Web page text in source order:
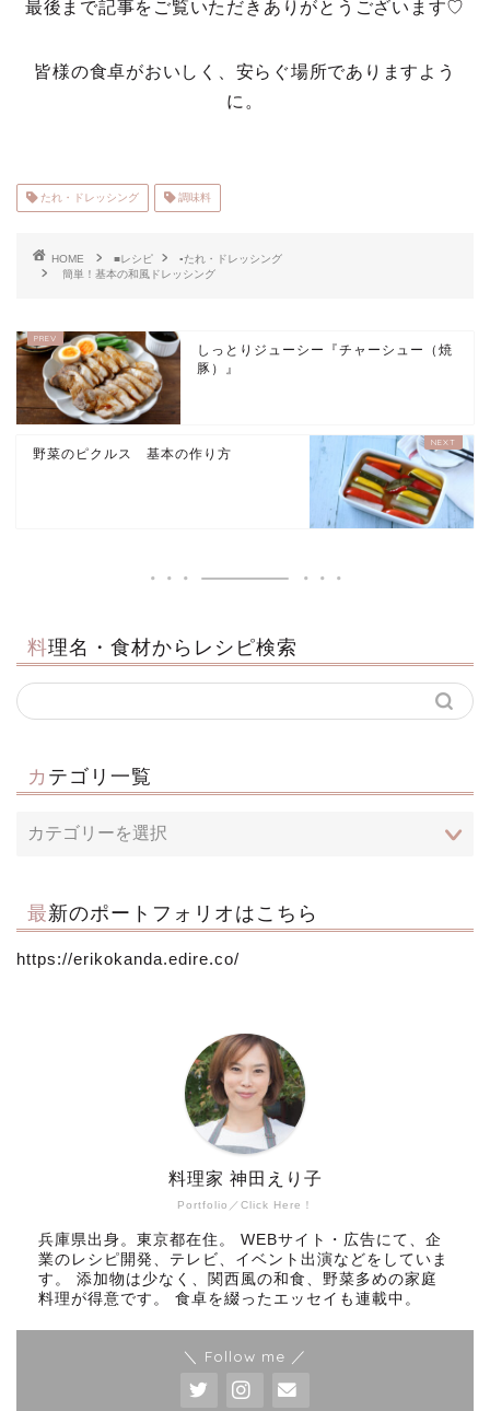
最後まで記事をご覧いただきありがとうございます♡
皆様の食卓がおいしく、安らぐ場所でありますよう
に。
たれ・ドレッシング 調味料
HOME ■レシピ
▪たれ・ドレッシング
簡単！基本の和風ドレッシング
しっとりジューシー『チャーシュー（焼
豚）』
野菜のピクルス 基本の作り方
料理名・食材からレシピ検索
カテゴリ一覧
最新のポートフォリオはこちら
https://erikokanda.edire.co/
Portfolio／Click Here！
料理家 神田えり子
兵庫県出身。東京都在住。 WEBサイト・広告にて、企
業のレシピ開発、テレビ、イベント出演などをしていま
す。 添加物は少なく、関西風の和食、野菜多めの家庭
料理が得意です。 食卓を綴ったエッセイも連載中。
＼ Follow me ／